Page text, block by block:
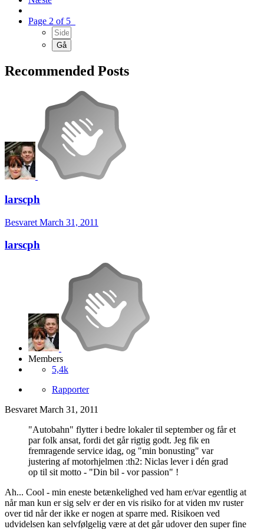
Page 2 of 5
Recommended Posts
larscph
Besvaret March 31, 2011
larscph
Members
5,4k
Rapporter
Besvaret March 31, 2011
"Autobahn" flytter i bedre lokaler til september og får et
par folk ansat, fordi det går rigtig godt. Jeg fik en
fremragende service idag, og "min bonusting" var
justering af motorhjelmen :th2: Niclas lever i dén grad
op til sit motto - "Din bil - vor passion" !
Ah... Cool - min eneste betænkelighed ved ham er/var egentlig at
når man kun er sig selv er der en vis risiko for at viden mv ruster
over tid når der ikke er nogen at sparre med. Risikoen ved
udvidelsen kan selvfølgelig være at det går udover den super fine